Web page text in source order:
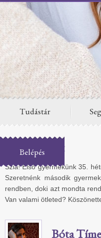
Tudástár
Belépés
A kérdés:
Szia! Első gyermekünk 35.
Szeretnénk második
rendben, doki azt mondta
Van valami ötleted?
Bóta